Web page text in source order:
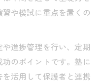
や模試に重点を置くの
進捗管理を行い、定期
のポイントです。塾に
活用して保護者と連携